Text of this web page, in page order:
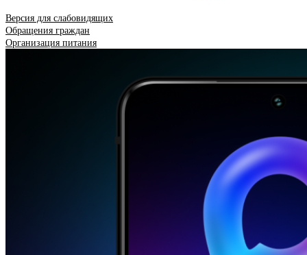
Версия для слабовидящих
Обращения граждан
Организация питания